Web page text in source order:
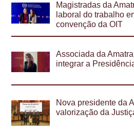
Magistradas da
laboral do trabalho
convenção da OIT
Associada da
integrar a
Nova presidente da
valorização da